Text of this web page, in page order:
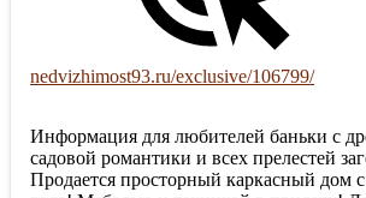
nedvizhimost93.ru/exclusive/106799/
Информация для любителей баньки с
садовой романтики и всех прелестей
Продается просторный каркасный дом